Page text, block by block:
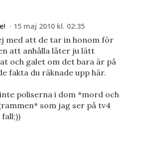
15 maj 2010 kl. 02:35
med att de tar in honom för
att anhålla låter ju lätt
och galet om det bara är på
fakta du räknade upp här.
poliserna i dom *mord och
som jag ser på tv4